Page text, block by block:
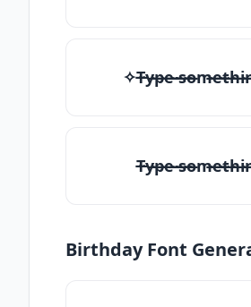
✧T̶̴y̶̴p̶̴e̶̴
T̶̴y̶̴p̶̴e̶̴
Birthday Font